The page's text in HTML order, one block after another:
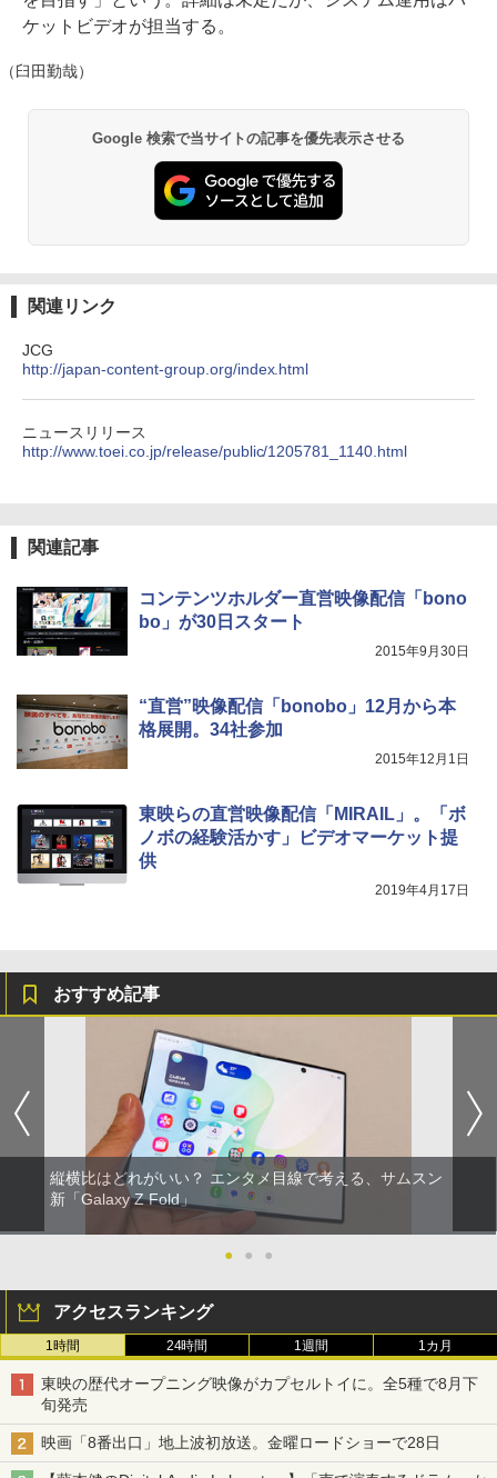
ケットビデオが担当する。
（臼田勤哉）
Google 検索で当サイトの記事を優先表示させる
関連リンク
JCG
http://japan-content-group.org/index.html
ニュースリリース
http://www.toei.co.jp/release/public/1205781_1140.html
関連記事
コンテンツホルダー直営映像配信「bono
bo」が30日スタート
2015年9月30日
“直営”映像配信「bonobo」12月から本
格展開。34社参加
2015年12月1日
東映らの直営映像配信「MIRAIL」。「ボ
ノボの経験活かす」ビデオマーケット提
供
2019年4月17日
おすすめ記事
縦横比はどれがいい？ エンタメ目線で考える、サムスン
新「Galaxy Z Fold」
● ● ●
アクセスランキング
1時間 24時間 1週間 1カ月
東映の歴代オープニング映像がカプセルトイに。全5種で8月下
旬発売
映画「8番出口」地上波初放送。金曜ロードショーで28日